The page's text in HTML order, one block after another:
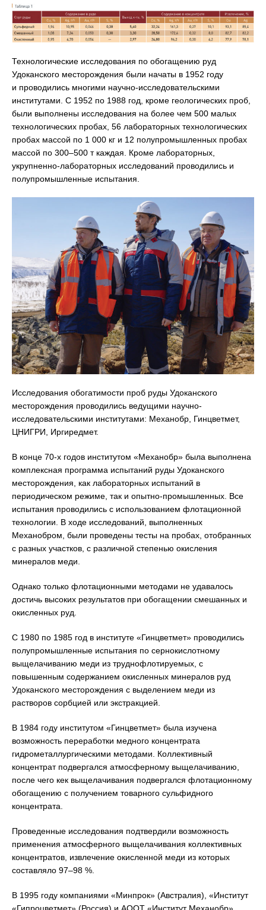
Технологические исследования по обогащению руд
Удоканского месторождения были начаты в 1952 году
и проводились многими научно-исследовательскими
институтами. С 1952 по 1988 год, кроме геологических проб,
были выполнены исследования на более чем 500 малых
технологических пробах, 56 лабораторных технологических
пробах массой по 1 000 кг и 12 полупромышленных пробах
массой по 300–500 т каждая. Кроме лабораторных,
укрупненно-лабораторных исследований проводились и
полупромышленные испытания.
Исследования обогатимости проб руды Удоканского
месторождения проводились ведущими научно-
исследовательскими институтами: Механобр, Гинцветмет,
ЦНИГРИ, Иргиредмет.
В конце 70-х годов институтом «Механобр» была выполнена
комплексная программа испытаний руды Удоканского
месторождения, как лабораторных испытаний в
периодическом режиме, так и опытно-промышленных. Все
испытания проводились с использованием флотационной
технологии. В ходе исследований, выполненных
Механобром, были проведены тесты на пробах, отобранных
с разных участков, с различной степенью окисления
минералов меди.
Однако только флотационными методами не удавалось
достичь высоких результатов при обогащении смешанных и
окисленных руд.
С 1980 по 1985 год в институте «Гинцветмет» проводились
полупромышленные испытания по сернокислотному
выщелачиванию меди из труднофлотируемых, с
повышенным содержанием окисленных минералов руд
Удоканского месторождения с выделением меди из
растворов сорбцией или экстракцией.
В 1984 году институтом «Гинцветмет» была изучена
возможность переработки медного концентрата
гидрометаллургическими методами. Коллективный
концентрат подвергался атмосферному выщелачиванию,
после чего кек выщелачивания подвергался флотационному
обогащению с получением товарного сульфидного
концентрата.
Проведенные исследования подтвердили возможность
применения атмосферного выщелачивания коллективных
концентратов, извлечение окисленной меди из которых
составляло 97–98 %.
В 1995 году компаниями «Минпрок» (Австралия), «Институт